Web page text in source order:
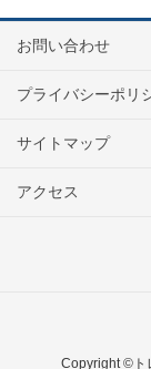
お問い合わせ
プライバシーポリ
サイトマップ
アクセス
Copyright ©ト